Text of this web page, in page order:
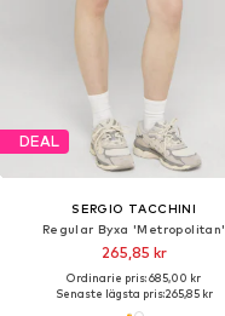
DEAL
SERGIO TACCHINI
Regular Byxa 'Metropolitan'
265,85 kr
Ordinarie pris: 685,00 kr
Senaste lägsta pris:265,85 kr